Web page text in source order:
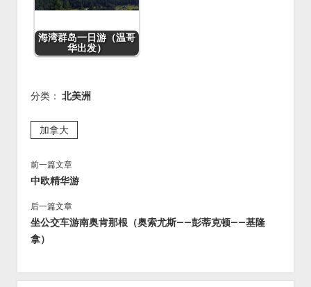
b
o
o
o
k
海湾群岛一日游（温哥
华出发）
分类： 北美洲
加拿大
前一篇文章
中欧精华游
后一篇文章
坐公交车游南奥肯那根（奥索尤斯——彭蒂克顿——基隆
拿）